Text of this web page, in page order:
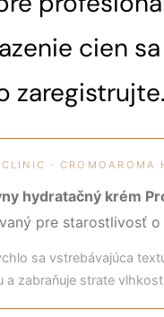
cien
zaregistrujte.
· CROMOAROMA
hydratačný krém
pre starostlivosť
sa vstrebávajúca
a zabraňuje strate